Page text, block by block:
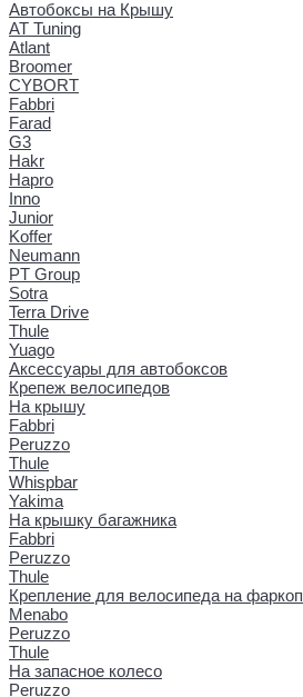
Автобоксы на Крышу
AT Tuning
Atlant
Broomer
CYBORT
Fabbri
Farad
G3
Hakr
Hapro
Inno
Junior
Koffer
Neumann
PT Group
Sotra
Terra Drive
Thule
Yuago
Аксессуары для автобоксов
Крепеж велосипедов
На крышу
Fabbri
Peruzzo
Thule
Whispbar
Yakima
На крышку багажника
Fabbri
Peruzzo
Thule
Крепление для велосипеда на фаркоп
Menabo
Peruzzo
Thule
На запасное колесо
Peruzzo